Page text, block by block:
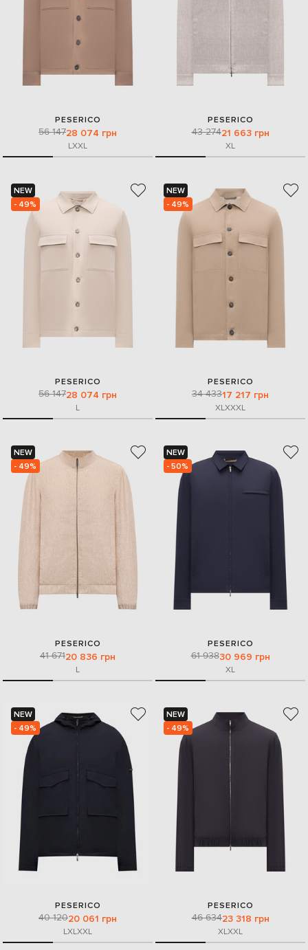
PESERICO
56 14728 074 грн
LXXL
PESERICO
43 27421 663 грн
XL
NEW
- 49%
PESERICO
56 14728 074 грн
L
NEW
- 49%
PESERICO
34 43317 217 грн
XLXXXL
NEW
- 49%
PESERICO
41 67120 836 грн
L
NEW
- 50%
PESERICO
61 93830 969 грн
XL
NEW
- 49%
PESERICO
40 12020 061 грн
LXLXXL
NEW
- 49%
PESERICO
46 63423 318 грн
XLXXL